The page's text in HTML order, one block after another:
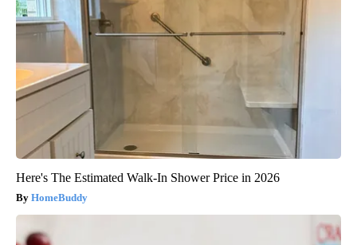
Here's The Estimated Walk-In Shower Price in 2026
HomeBuddy